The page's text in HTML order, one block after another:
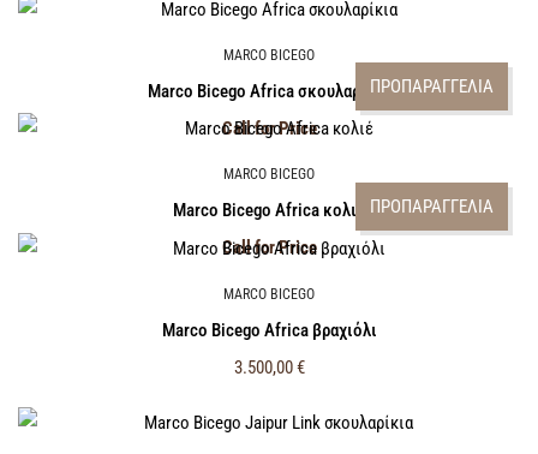
ΠΡΟΠΑΡΑΓΓΕΛΙΑ
MARCO BICEGO
Marco Bicego Africa σκουλαρίκια
Call for Price
ΠΡΟΠΑΡΑΓΓΕΛΙΑ
MARCO BICEGO
Marco Bicego Africa κολιέ
Call for Price
MARCO BICEGO
Marco Bicego Africa βραχιόλι
3.500,00€